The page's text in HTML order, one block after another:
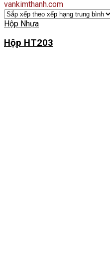
vankimthanh.com
Hộp Nhựa
Hộp HT203